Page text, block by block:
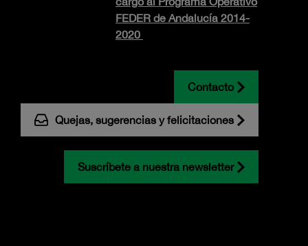
FEDER de Andalucía 2014-
2020
Contacto
Quejas, sugerencias y felicitaciones
Suscríbete a nuestra newsletter